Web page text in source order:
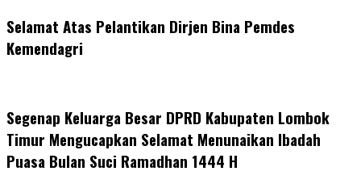
Selamat Atas Pelantikan Dirjen Bina Pemdes
Kemendagri
Segenap Keluarga Besar DPRD Kabupaten Lombok
Timur Mengucapkan Selamat Menunaikan Ibadah
Puasa Bulan Suci Ramadhan 1444 H